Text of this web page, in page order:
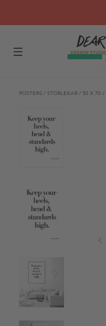
POSTERS / STORLEKAR / 50 X 70 /